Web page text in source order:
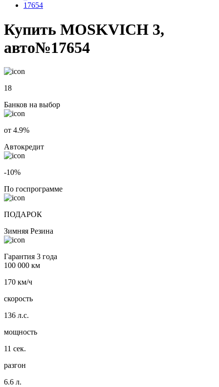
17654
Купить MOSKVICH 3,
авто№17654
18
Банков на выбор
от 4.9%
Автокредит
-10%
По госпрограмме
ПОДАРОК
Зимняя Резина
Гарантия 3 года
100 000 км
170 км/ч
скорость
136 л.с.
мощность
11 сек.
разгон
6.6 л.